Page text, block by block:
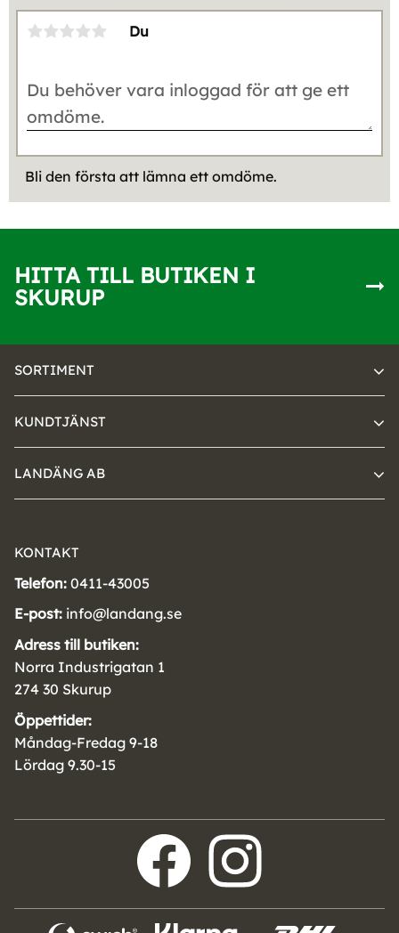
Du
Bli den första att lämna ett omdöme.
HITTA TILL BUTIKEN I
SKURUP
SORTIMENT
KUNDTJÄNST
LANDÄNG AB
KONTAKT
Telefon: 0411-43005
E-post: info@landang.se
Adress till butiken:
Norra Industrigatan 1
274 30 Skurup
Öppettider:
Måndag-Fredag 9-18
Lördag 9.30-15